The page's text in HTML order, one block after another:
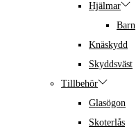
Hjälmar
Barn
Knäskydd
Skyddsväst
Tillbehör
Glasögon
Skoterlås